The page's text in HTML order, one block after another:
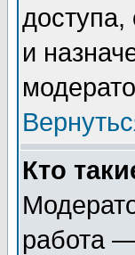
доступа,
и
Кто
работа